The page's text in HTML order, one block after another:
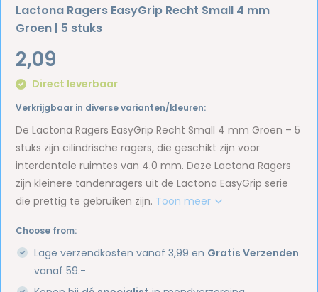
Lactona Ragers EasyGrip Recht Small 4 mm
Groen | 5 stuks
2,09
Direct leverbaar
Verkrijgbaar in diverse varianten/kleuren:
De Lactona Ragers EasyGrip Recht Small 4 mm Groen – 5
stuks zijn cilindrische ragers, die geschikt zijn voor
interdentale ruimtes van 4.0 mm. Deze Lactona Ragers
zijn kleinere tandenragers uit de Lactona EasyGrip serie
die prettig te gebruiken zijn. Toon meer
Choose from:
Lage verzendkosten vanaf 3,99 en Gratis Verzenden
vanaf 59.-